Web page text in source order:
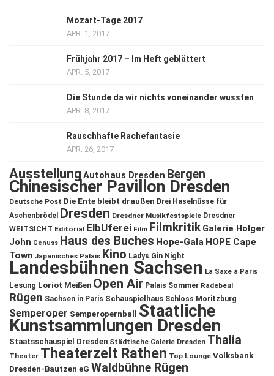
Mozart-Tage 2017
APR. 1, 2017
Frühjahr 2017 – Im Heft geblättert
APR. 5, 2017
Die Stunde da wir nichts voneinander wussten
APR. 8, 2017
Rauschhafte Rachefantasie
APR. 26, 2017
Ausstellung Autohaus Dresden Bergen
Chinesischer Pavillon Dresden
Deutsche Post Die Ente bleibt draußen Drei Haselnüsse für
Aschenbrödel
Dresden Dresdner Musikfestspiele Dresdner
WEITSICHT Editorial ElbUferei Film Filmkritik Galerie Holger
John Genuss Haus des Buches Hope-Gala HOPE Cape
Town Japanisches Palais Kino Ladys Gin Night
Landesbühnen Sachsen La Saxe à Paris
Lesung Loriot Meißen Open Air Palais Sommer Radebeul
Rügen Sachsen in Paris Schauspielhaus Schloss Moritzburg
Semperoper Semperopernball Staatliche
Kunstsammlungen Dresden
Staatsschauspiel Dresden Städtische Galerie Dresden Thalia
Theater Theaterzelt Rathen Top Lounge Volksbank
Dresden-Bautzen eG Waldbühne Rügen